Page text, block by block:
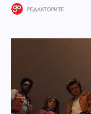
РЕДАКТОРИТЕ